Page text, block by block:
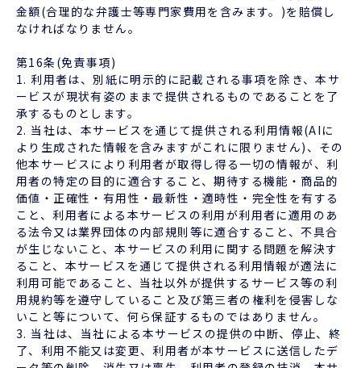
金額(合理的な弁護士等専門家費用を含みます。)を賠償し
なければなりません。
第16条(免責事項)
1. 利用者は、別紙に明示的に記載される事項を除き、本サ
ービスが現状有姿のままで提供されるものであることを了
承するものとします。
2. 当社は、本サービスを通じて提供される利用情報(AIに
より生成された情報を含みますがこれに限りません)、その
他本サービスにより利用者が取得し得る一切の情報が、利
用者の特定の目的に適合すること、期待する機能・商品的
価値・正確性・有用性・最新性・適時性・完全性を有する
こと、利用者による本サービスの利用が利用者に適用のあ
る法令又は業界団体の内部規則等に適合すること、不具合
が生じないこと、本サービスの利用に関する問題を解決す
ること、本サービスを通じて提供される利用情報が適法に
利用可能であること、当社以外が提供するサービス等の利
用規約等を遵守していること及び第三者の権利を侵害しな
いこと等について、何ら保証するものではありません。
3. 当社は、当社による本サービスの提供の中断、停止、終
了、利用不能又は変更、利用者が本サービスに送信したデ